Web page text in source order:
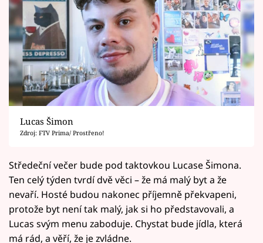
Lucas Šimon
Zdroj: FTV Prima/ Prostřeno!
Středeční večer bude pod taktovkou Lucase Šimona.
Ten celý týden tvrdí dvě věci – že má malý byt a že
nevaří. Hosté budou nakonec příjemně překvapeni,
protože byt není tak malý, jak si ho představovali, a
Lucas svým menu zaboduje. Chystat bude jídla, která
má rád, a věří, že je zvládne.